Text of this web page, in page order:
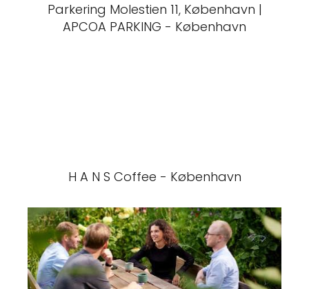
Parkering Molestien 11, København |
APCOA PARKING - København
H A N S Coffee - København